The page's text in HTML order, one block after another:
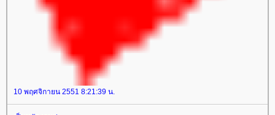
10 พฤศจิกายน 2551 8:21:39 น.